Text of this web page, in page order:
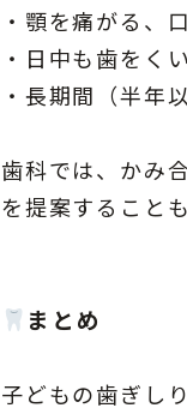
・顎を痛がる、
・日中も歯をく
・長期間（半年
歯科では、かみ
を提案すること
まとめ
子どもの歯ぎし